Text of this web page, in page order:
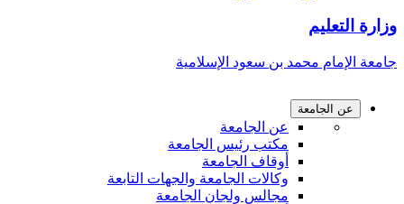
وزارة التعليم
جامعة الإمام محمد بن سعود الإسلامية
عن الجامعة
عن الجامعة
مكتب رئيس الجامعة
أوقاف الجامعة
وكالات الجامعة والجهات التابعة
مجالس ولجان الجامعة